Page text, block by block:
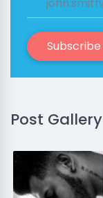
Subscribe
Post Gallery